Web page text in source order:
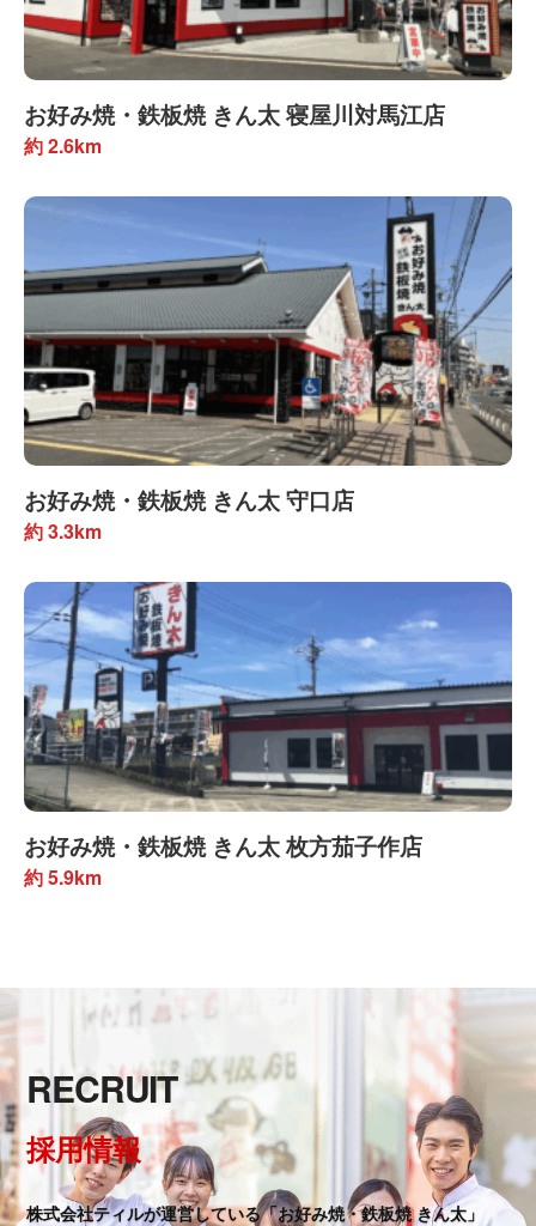
お好み焼・鉄板焼 きん太 寝屋川対馬江店
約 2.6km
お好み焼・鉄板焼 きん太 守口店
約 3.3km
お好み焼・鉄板焼 きん太 枚方茄子作店
約 5.9km
RECRUIT
採用情報
株式会社ティルが運営している「お好み焼・鉄板焼 きん太」